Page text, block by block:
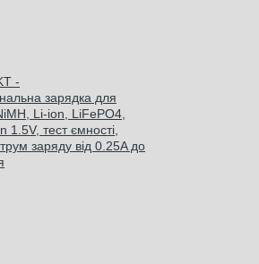
-
зарядка для
Li-ion, LiFePO4,
1.5V, тест ємності,
заряду від 0.25A до